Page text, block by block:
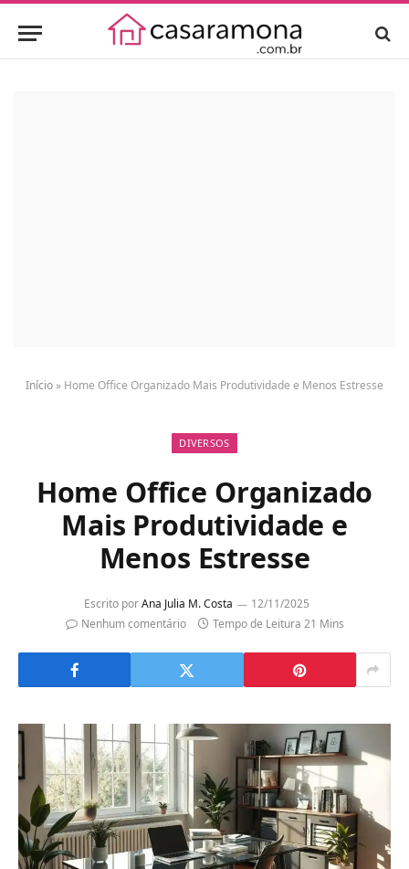
Início » Home Office Organizado Mais Produtividade e Menos Estresse
DIVERSOS
Home Office Organizado
Mais Produtividade e
Menos Estresse
Escrito por Ana Julia M. Costa
12/11/2025
Nenhum comentário
Tempo de Leitura 21 Mins